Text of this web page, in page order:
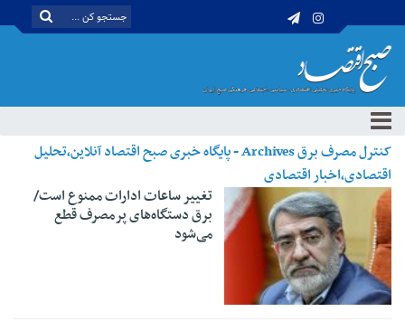
کنترل مصرف برق Archives - پایگاه خبری صبح اقتصاد آنلاین،تحلیل
اقتصادی،اخبار اقتصادی
تغییر ساعات ادارات ممنوع است/
برق دستگاه‌های پرمصرف قطع
می‌شود